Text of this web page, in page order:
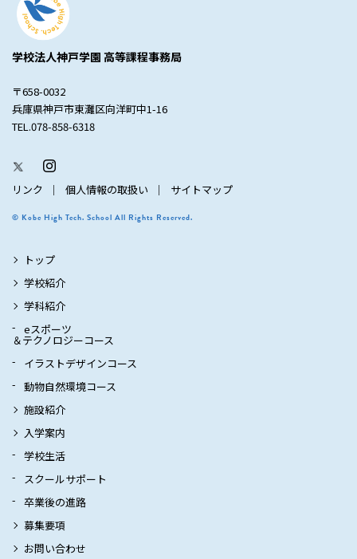
学校法人神戸学園 高等課程事務局
〒658-0032
兵庫県神戸市東灘区向洋町中1-16
TEL.078-858-6318
リンク 個人情報の取扱い サイトマップ
© Kobe High Tech. School All Rights Reserved.
トップ
学校紹介
学科紹介
eスポーツ
＆テクノロジーコース
イラストデザインコース
動物自然環境コース
施設紹介
入学案内
学校生活
スクールサポート
卒業後の進路
募集要項
お問い合わせ